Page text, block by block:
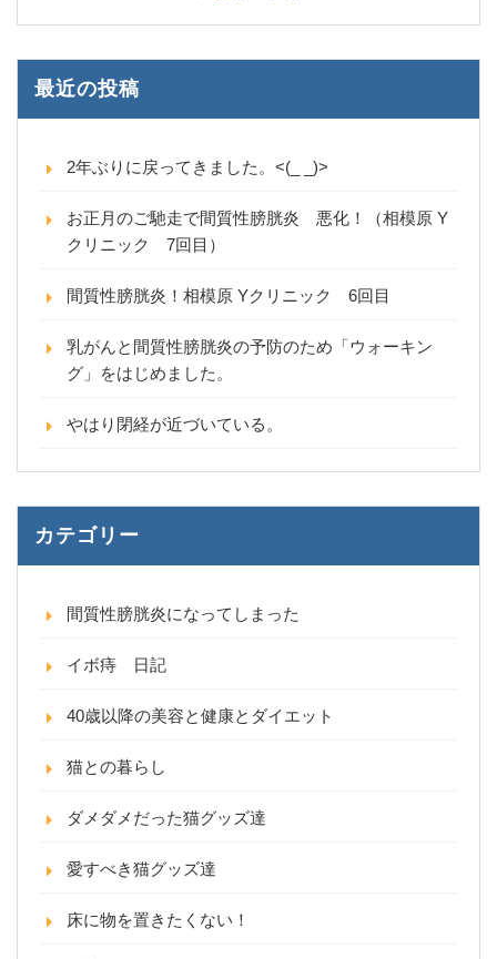
最近の投稿
2年ぶりに戻ってきました。<(_ _)>
お正月のご馳走で間質性膀胱炎 悪化！（相模原 Y
クリニック 7回目）
間質性膀胱炎！相模原 Yクリニック 6回目
乳がんと間質性膀胱炎の予防のため「ウォーキン
グ」をはじめました。
やはり閉経が近づいている。
カテゴリー
間質性膀胱炎になってしまった
イボ痔 日記
40歳以降の美容と健康とダイエット
猫との暮らし
ダメダメだった猫グッズ達
愛すべき猫グッズ達
床に物を置きたくない！